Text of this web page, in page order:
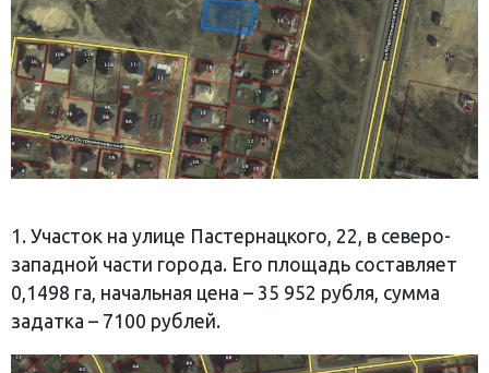
1. Участок на улице Пастернацкого, 22, в северо-
западной части города. Его площадь составляет
0,1498 га, начальная цена – 35 952 рубля, сумма
задатка – 7100 рублей.